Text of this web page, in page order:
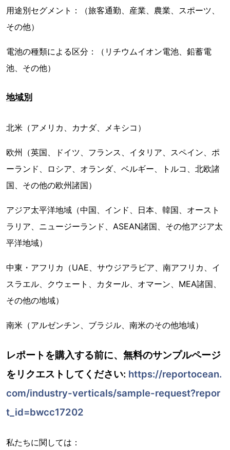
用途別セグメント：（旅客通勤、産業、農業、スポーツ、
その他）
電池の種類による区分：（リチウムイオン電池、鉛蓄電
池、その他）
地域別
北米（アメリカ、カナダ、メキシコ）
欧州（英国、ドイツ、フランス、イタリア、スペイン、ポ
ーランド、ロシア、オランダ、ベルギー、トルコ、北欧諸
国、その他の欧州諸国）
アジア太平洋地域（中国、インド、日本、韓国、オースト
ラリア、ニュージーランド、ASEAN諸国、その他アジア太
平洋地域）
中東・アフリカ（UAE、サウジアラビア、南アフリカ、イ
スラエル、クウェート、カタール、オマーン、MEA諸国、
その他の地域）
南米（アルゼンチン、ブラジル、南米のその他地域）
レポートを購入する前に、無料のサンプルページ
をリクエストしてください: https://reportocean.
com/industry-verticals/sample-request?repor
t_id=bwcc17202
私たちに関しては：